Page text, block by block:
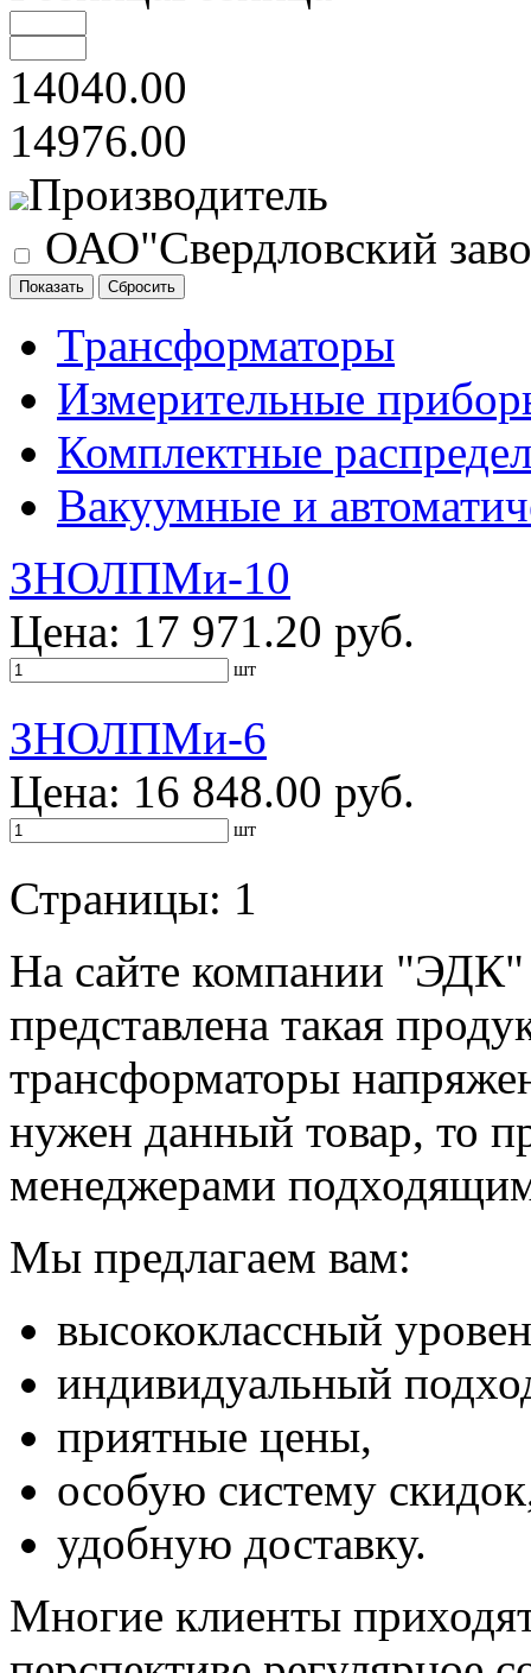
14040.00
14976.00
Производитель
ОАО"Свердловский
Трансформаторы
Измерительные
Комплектные
Вакуумные и
ЗНОЛПМи-10
Цена: 17 971.20 руб.
шт
ЗНОЛПМи-6
Цена: 16 848.00 руб.
шт
Страницы: 1
На сайте компании "ЭДК"
представлена такая
трансформаторы
нужен данный товар, то
менеджерами
Мы предлагаем вам:
высококлассный
индивидуальный
приятные цены,
особую систему
удобную доставку.
Многие клиенты